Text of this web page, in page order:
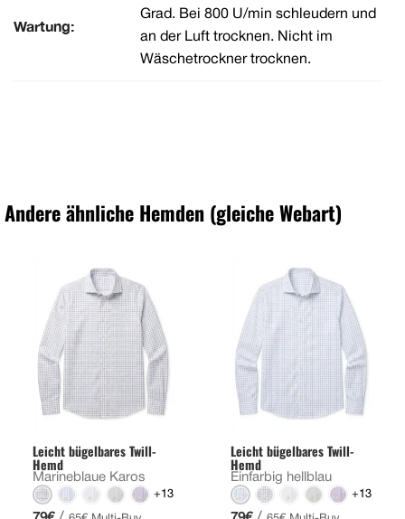
Wartung:
Grad. Bei 800 U/min schleudern und
an der Luft trocknen. Nicht im
Wäschetrockner trocknen.
Andere ähnliche Hemden (gleiche Webart)
Leicht bügelbares Twill-
Hemd
Marineblaue Karos
+13
Leicht bügelbares Twill-
Hemd
Einfarbig hellblau
+13